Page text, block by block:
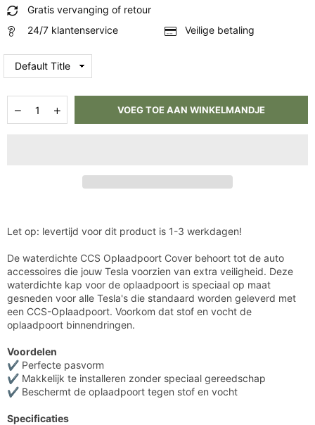
Gratis vervanging of retour
24/7 klantenservice
Veilige betaling
Aantal
verlagen
Waterdichte
CCS
Oplaadpoort
Cover
Auto
Exterieur
Accessoires
Nederland
en
Aantal
verhogen
Waterdichte
CCS
Oplaadpoort
Cover
Auto
Exterieur
Accessoires
Nederland
en
VOEG TOE AAN WINKELMANDJE
Let op: levertijd voor dit product is 1-3 werkdagen!
De waterdichte CCS Oplaadpoort Cover behoort tot de auto
accessoires die jouw Tesla voorzien van extra veiligheid. Deze
waterdichte kap voor de oplaadpoort is speciaal op maat
gesneden voor alle Tesla's die standaard worden geleverd met
een CCS-Oplaadpoort. Voorkom dat stof en vocht de
oplaadpoort binnendringen.
Voordelen
✔ Perfecte pasvorm
✔ Makkelijk te installeren zonder speciaal gereedschap
✔ Beschermt de oplaadpoort tegen stof en vocht
Specificaties